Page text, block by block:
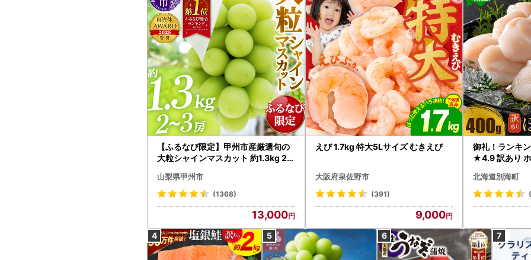
【ふるなび限定】甲州市産厳選旬の
大粒シャインマスカット 約1.3kg 2
472 FN-Limited-VO シャインマス
カット フルーツ
山梨県甲州市
(1368)
13,000
えび 1.7kg 特大5Lサイズ むきえび
大阪府泉佐野市
(391)
9,000
御礼！ランキ
★4.9 訳あり
北海道別海町